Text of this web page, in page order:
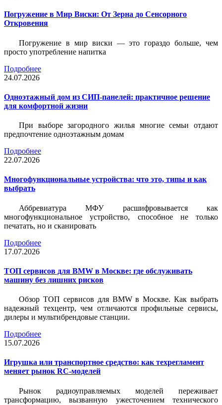
Погружение в Мир Виски: От Зерна до Сенсорного
Откровения
Погружение в мир виски — это гораздо больше, чем
просто употребление напитка
Подробнее
24.07.2026
Одноэтажный дом из СИП-панелей: практичное решение
для комфортной жизни
При выборе загородного жилья многие семьи отдают
предпочтение одноэтажным домам
Подробнее
22.07.2026
Многофункциональные устройства: что это, типы и как
выбрать
Аббревиатура МФУ расшифровывается как
многофункциональное устройство, способное не только
печатать, но и сканировать
Подробнее
17.07.2026
ТОП сервисов для BMW в Москве: где обслуживать
машину без лишних рисков
Обзор ТОП сервисов для BMW в Москве. Как выбрать
надежный техцентр, чем отличаются профильные сервисы,
дилеры и мультибрендовые станции.
Подробнее
15.07.2026
Игрушка или транспортное средство: как техрегламент
меняет рынок RC-моделей
Рынок радиоуправляемых моделей переживает
трансформацию, вызванную ужесточением технического